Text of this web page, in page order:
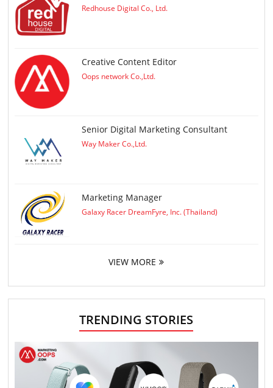
Redhouse Digital Co., Ltd.
Creative Content Editor
Oops network Co.,Ltd.
Senior Digital Marketing Consultant
Way Maker Co.,Ltd.
Marketing Manager
Galaxy Racer DreamFyre, Inc. (Thailand)
VIEW MORE
TRENDING STORIES